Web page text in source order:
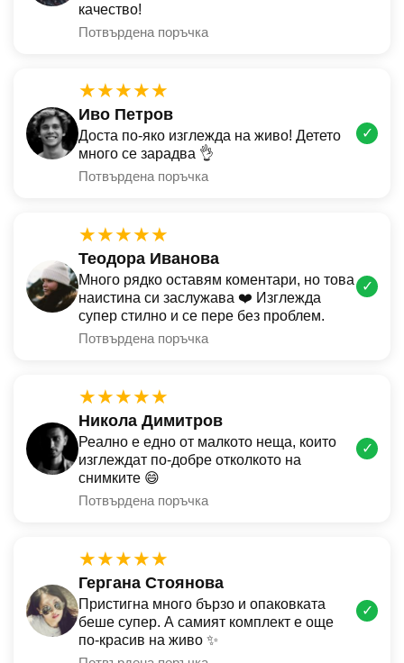
качество!
Потвърдена поръчка
★★★★★
Иво Петров
Доста по-яко изглежда на живо! Детето
много се зарадва 👌
Потвърдена поръчка
✓
★★★★★
Теодора Иванова
Много рядко оставям коментари, но това
наистина си заслужава ❤️ Изглежда
супер стилно и се пере без проблем.
Потвърдена поръчка
✓
★★★★★
Никола Димитров
Реално е едно от малкото неща, които
изглеждат по-добре отколкото на
снимките 😄
Потвърдена поръчка
✓
★★★★★
Гергана Стоянова
Пристигна много бързо и опаковката
беше супер. А самият комплект е още
по-красив на живо ✨
✓